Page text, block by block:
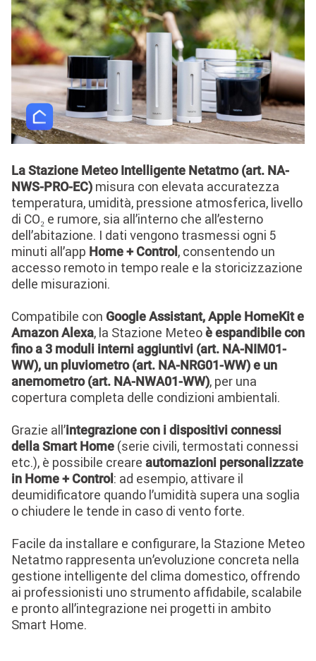
La Stazione Meteo Intelligente Netatmo (art. NA-
NWS-PRO-EC) misura con elevata accuratezza
temperatura, umidità, pressione atmosferica, livello
di CO₂ e rumore, sia all’interno che all’esterno
dell’abitazione. I dati vengono trasmessi ogni 5
minuti all’app Home + Control , consentendo un
accesso remoto in tempo reale e la storicizzazione
delle misurazioni.
Compatibile con Google Assistant, Apple HomeKit e
Amazon Alexa, la Stazione Meteoè espandibile con
fino a 3 moduli interni aggiuntivi (art. NA-NIM01-
WW), un pluviometro (art. NA-NRG01-WW) e un
anemometro (art. NA-NWA01-WW), per una
copertura completa delle condizioni ambientali.
Grazie all’integrazione con i dispositivi connessi
della Smart Home (serie civili, termostati connessi
etc.), è possibile creare automazioni personalizzate
in Home + Control : ad esempio, attivare il
deumidificatore quando l’umidità supera una soglia
o chiudere le tende in caso di vento forte.
Facile da installare e configurare, la Stazione Meteo
Netatmo rappresenta un’evoluzione concreta nella
gestione intelligente del clima domestico, offrendo
ai professionisti uno strumento affidabile, scalabile
e pronto all’integrazione nei progetti in ambito
Smart Home.